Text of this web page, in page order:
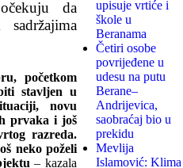
da
početkom
stavljen u
novu
prvaka i još
razreda.
neko poželi
– kazala
upisuje vrtiće i
škole u
Beranama
Četiri osobe
povrijeđene u
udesu na putu
Berane–
Andrijevica,
saobraćaj bio u
prekidu
Mevlija
Islamović: Klima